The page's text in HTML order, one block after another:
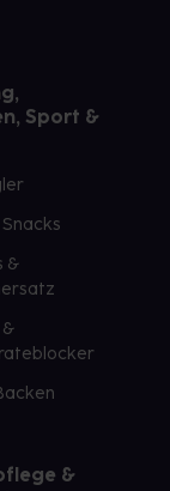
Sport &
&
&